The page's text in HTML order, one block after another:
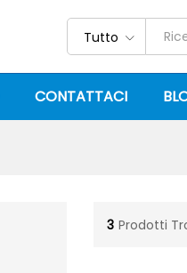
Tutto
CONTATTACI
3 Prodotti